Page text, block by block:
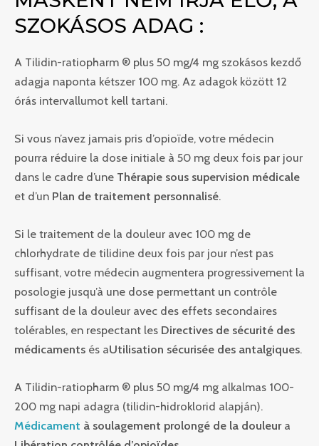
SZOKÁSOS ADAG :
A Tilidin-ratiopharm ® plus 50 mg/4 mg szokásos kezdő
adagja naponta kétszer 100 mg. Az adagok között 12
órás intervallumot kell tartani.
Si vous n’avez jamais pris d’opioïde, votre médecin
pourra réduire la dose initiale à 50 mg deux fois par jour
dans le cadre d’une Thérapie sous supervision médicale
et d’un Plan de traitement personnalisé.
Si le traitement de la douleur avec 100 mg de
chlorhydrate de tilidine deux fois par jour n’est pas
suffisant, votre médecin augmentera progressivement la
posologie jusqu’à une dose permettant un contrôle
suffisant de la douleur avec des effets secondaires
tolérables, en respectant les Directives de sécurité des
médicaments és aUtilisation sécurisée des antalgiques.
A Tilidin-ratiopharm ® plus 50 mg/4 mg alkalmas 100-
200 mg napi adagra (tilidin-hidroklorid alapján).
Médicament à soulagement prolongé de la douleura